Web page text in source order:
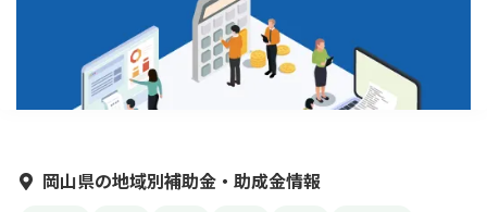
岡山県の地域別補助金・助成金情報